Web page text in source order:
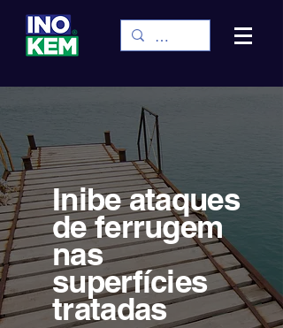
Inibe ataques
de ferrugem
nas
superfícies
tratadas